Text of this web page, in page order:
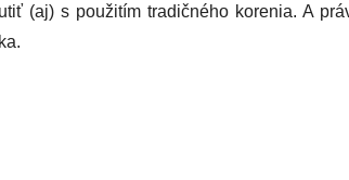
(aj) s použitím tradičného korenia. A